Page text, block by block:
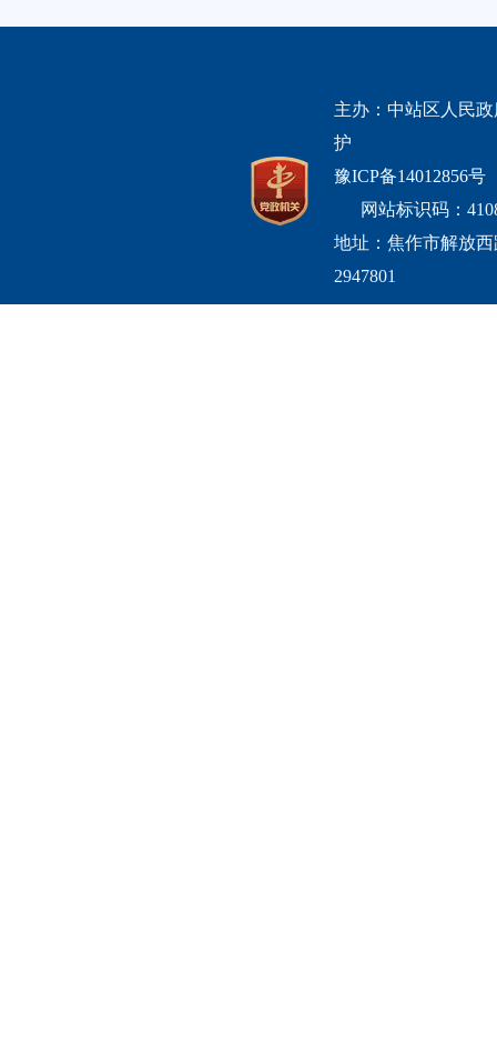
主办：中站区人民政
护
豫ICP备14012856号
网站标识码：
地址：焦作市解放
2947801